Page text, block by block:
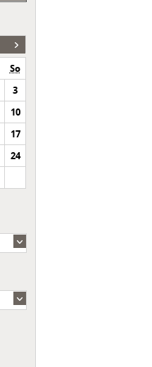
So
3
10
17
24